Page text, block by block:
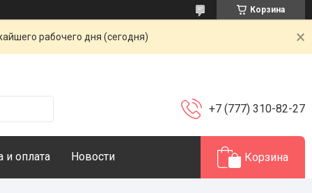
Корзина
рабочего дня (сегодня)
+7 (777) 310-82-27
и оплата Новости Корзина